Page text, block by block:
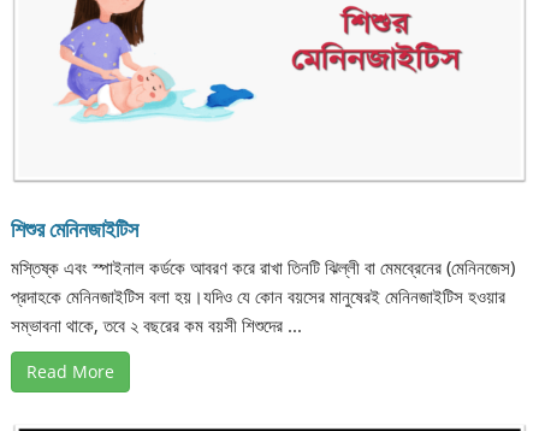
শিশুর মেনিনজাইটিস
মস্তিষ্ক এবং স্পাইনাল কর্ডকে আবরণ করে রাখা তিনটি ঝিল্লী বা মেমব্রেনের (মেনিনজেস)
প্রদাহকে মেনিনজাইটিস বলা হয়।যদিও যে কোন বয়সের মানুষেরই মেনিনজাইটিস হওয়ার
সম্ভাবনা থাকে, তবে ২ বছরের কম বয়সী শিশুদের ...
Read More